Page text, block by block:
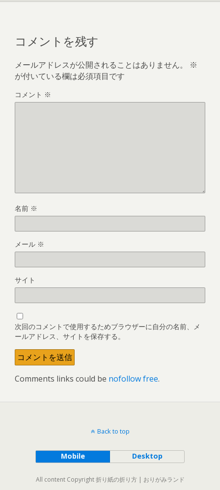
コメントを残す
メールアドレスが公開されることはありません。
※
が付いている欄は必須項目です
コメント ※
名前 ※
メール ※
サイト
次回のコメントで使用するためブラウザーに自分の名前、メ
ールアドレス、サイトを保存する。
Comments links could be nofollow free.
Back to top
Mobile Desktop
All content Copyright 折り紙の折り方 | おりがみランド